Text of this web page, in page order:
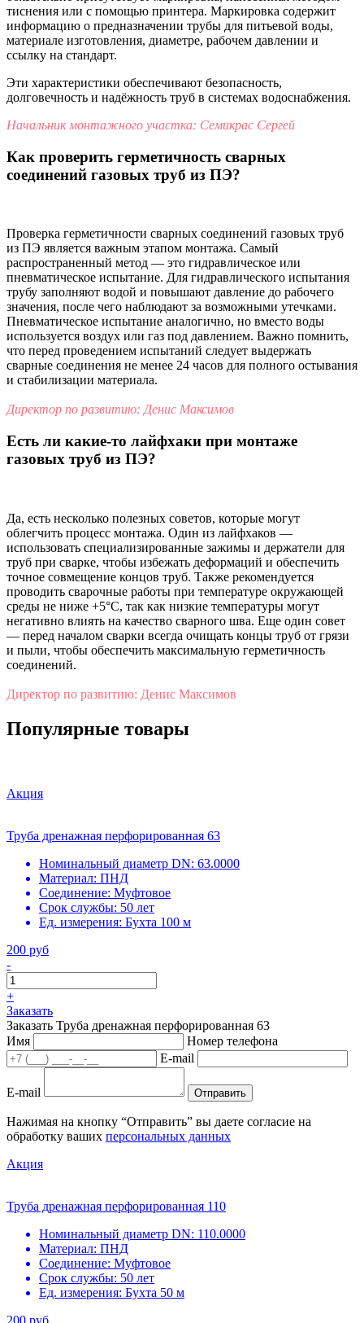
тиснения или с помощью принтера. Маркировка содержит
информацию о предназначении трубы для питьевой воды,
материале изготовления, диаметре, рабочем давлении и
ссылку на стандарт.
Эти характеристики обеспечивают безопасность,
долговечность и надёжность труб в системах водоснабжения.
Начальник монтажного участка: Семикрас Сергей
Как проверить герметичность сварных
соединений газовых труб из ПЭ?
Проверка герметичности сварных соединений газовых труб
из ПЭ является важным этапом монтажа. Самый
распространенный метод — это гидравлическое или
пневматическое испытание. Для гидравлического испытания
трубу заполняют водой и повышают давление до рабочего
значения, после чего наблюдают за возможными утечками.
Пневматическое испытание аналогично, но вместо воды
используется воздух или газ под давлением. Важно помнить,
что перед проведением испытаний следует выдержать
сварные соединения не менее 24 часов для полного остывания
и стабилизации материала.
Директор по развитию: Денис Максимов
Есть ли какие-то лайфхаки при монтаже
газовых труб из ПЭ?
Да, есть несколько полезных советов, которые могут
облегчить процесс монтажа. Один из лайфхаков —
использовать специализированные зажимы и держатели для
труб при сварке, чтобы избежать деформаций и обеспечить
точное совмещение концов труб. Также рекомендуется
проводить сварочные работы при температуре окружающей
среды не ниже +5°C, так как низкие температуры могут
негативно влиять на качество сварного шва. Еще один совет
— перед началом сварки всегда очищать концы труб от грязи
и пыли, чтобы обеспечить максимальную герметичность
соединений.
Директор по развитию: Денис Максимов
Популярные товары
Акция
Труба дренажная перфорированная 63
Номинальный диаметр DN: 63.0000
Материал: ПНД
Соединение: Муфтовое
Срок службы: 50 лет
Ед. измерения: Бухта 100 м
200 руб
-
+
Заказать
Заказать Труба дренажная перфорированная 63
Имя
Номер телефона
E-mail
E-mail Отправить
Нажимая на кнопку “Отправить” вы даете согласие на
обработку ваших персональных данных
Акция
Труба дренажная перфорированная 110
Номинальный диаметр DN: 110.0000
Материал: ПНД
Соединение: Муфтовое
Срок службы: 50 лет
Ед. измерения: Бухта 50 м